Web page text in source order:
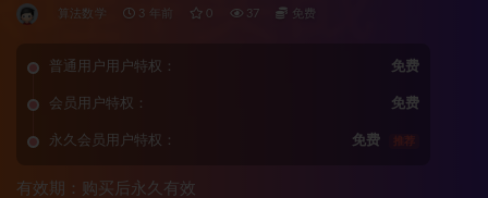
算法数学 3 年前 0 37 免费
普通用户用户特权： 免费
会员用户特权： 免费
永久会员用户特权： 免费 推荐
有效期：购买后永久有效